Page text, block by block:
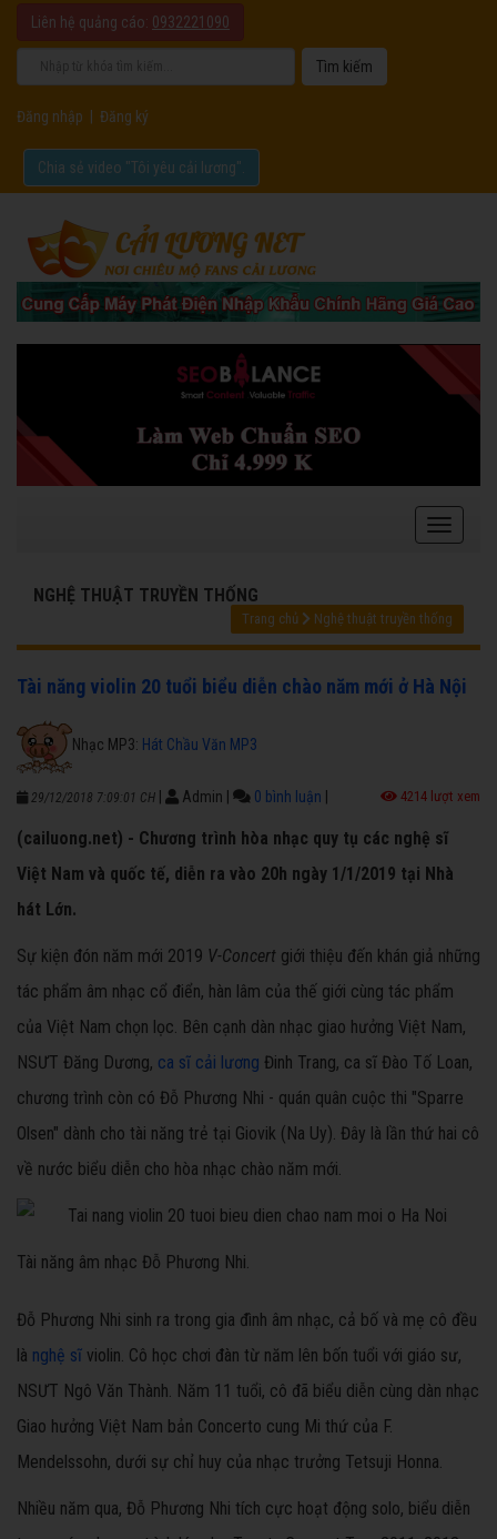
Liên hệ quảng cáo: 0932221090
Đăng nhập Đăng ký
Chia sẻ video "Tôi yêu cải lương".
NGHỆ THUẬT TRUYỀN THỐNG
Trang chủ Nghệ thuật truyền thống
Tài năng violin 20 tuổi biểu diễn chào năm mới ở Hà Nội
Nhạc MP3: Hát Chầu Văn MP3
29/12/2018 7:09:01 CH Admin 0 bình luận 4214 lượt xem
(cailuong.net) - Chương trình hòa nhạc quy tụ các nghệ sĩ
Việt Nam và quốc tế, diễn ra vào 20h ngày 1/1/2019 tại Nhà
hát Lớn.
Sự kiện đón năm mới 2019 V-Concert giới thiệu đến khán giả những
tác phẩm âm nhạc cổ điển, hàn lâm của thế giới cùng tác phẩm
của Việt Nam chọn lọc. Bên cạnh dàn nhạc giao hưởng Việt Nam,
NSƯT Đăng Dương, ca sĩ cải lương Đinh Trang, ca sĩ Đào Tố Loan,
chương trình còn có Đỗ Phương Nhi - quán quân cuộc thi "Sparre
Olsen" dành cho tài năng trẻ tại Giovik (Na Uy). Đây là lần thứ hai cô
về nước biểu diễn cho hòa nhạc chào năm mới.
Tài năng âm nhạc Đỗ Phương Nhi.
Đỗ Phương Nhi sinh ra trong gia đình âm nhạc, cả bố và mẹ cô đều
là nghệ sĩ violin. Cô học chơi đàn từ năm lên bốn tuổi với giáo sư,
NSƯT Ngô Văn Thành. Năm 11 tuổi, cô đã biểu diễn cùng dàn nhạc
Giao hưởng Việt Nam bản Concerto cung Mi thứ của F.
Mendelssohn, dưới sự chỉ huy của nhạc trưởng Tetsuji Honna.
Nhiều năm qua, Đỗ Phương Nhi tích cực hoạt động solo, biểu diễn